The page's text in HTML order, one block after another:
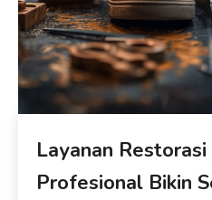
Layanan
Profesional Bikin